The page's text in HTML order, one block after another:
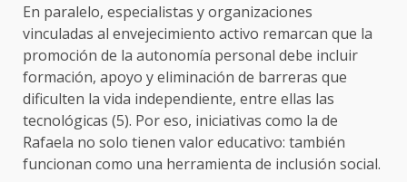
En paralelo, especialistas y organizaciones
vinculadas al envejecimiento activo remarcan que la
promoción de la autonomía personal debe incluir
formación, apoyo y eliminación de barreras que
dificulten la vida independiente, entre ellas las
tecnológicas (5). Por eso, iniciativas como la de
Rafaela no solo tienen valor educativo: también
funcionan como una herramienta de inclusión social.